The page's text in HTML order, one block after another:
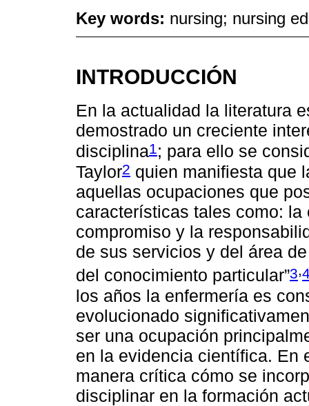
Key words: nursing; nursing
INTRODUCCIÓN
En la actualidad la literatura
demostrado un creciente
disciplina1; para ello se
Taylor2 quien manifiesta que
aquellas ocupaciones que
características tales como:
compromiso y la
de sus servicios y del área
del conocimiento particular”3,
los años la enfermería es
evolucionado
ser una ocupación
en la evidencia científica. En
manera crítica cómo se
disciplinar en la formación